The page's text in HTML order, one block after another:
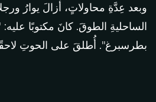
وبعد عِدَّةِ محاولاتٍ، أزالَ يوارُ
الساحليةِ الطوقَ. كانَ مكتوبًا
بطرسبرغ". أُطلقَ على الحوتِ